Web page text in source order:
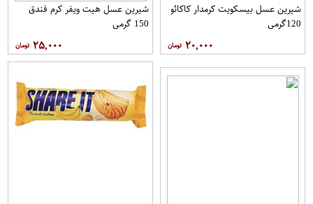
شیرین عسل بیسکویت کرمدار کاکائو
120گرمی
۲۰,۰۰۰
شیرین عسل هیت ویفر کرم فندق
150 گرمی
۲۵,۰۰۰